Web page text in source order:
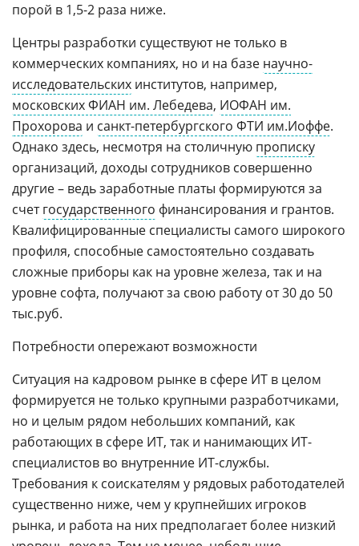
порой в 1,5-2 раза ниже.
Центры разработки существуют не только в
коммерческих компаниях, но и на базе научно-
исследовательских институтов, например,
московских ФИАН им. Лебедева, ИОФАН им.
Прохорова и санкт-петербургского ФТИ им.Иоффе.
Однако здесь, несмотря на столичную прописку
организаций, доходы сотрудников совершенно
другие – ведь заработные платы формируются за
счетгосударственного финансирования и грантов.
Квалифицированные специалисты самого широкого
профиля, способные самостоятельно создавать
сложные приборы как на уровне железа, так и на
уровне софта, получают за свою работу от 30 до 50
тыс.руб.
Потребности опережают возможности
Ситуация на кадровом рынке в сфере ИТ в целом
формируется не только крупными разработчиками,
но и целым рядом небольших компаний, как
работающих в сфере ИТ, так и нанимающих ИТ-
специалистов во внутренние ИТ-службы.
Требования к соискателям у рядовых работодателей
существенно ниже, чем у крупнейших игроков
рынка, и работа на них предполагает более низкий